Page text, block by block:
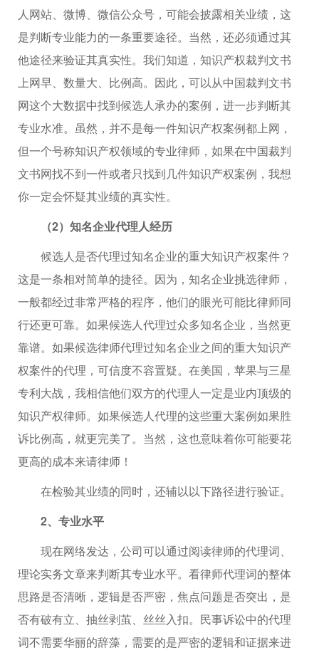
人网站、微博、微信公众号，可能会披露相关业绩，这
是判断专业能力的一条重要途径。当然，还必须通过其
他途径来验证其真实性。我们知道，知识产权裁判文书
上网早、数量大、比例高。因此，可以从中国裁判文书
网这个大数据中找到候选人承办的案例，进一步判断其
专业水准。虽然，并不是每一件知识产权案例都上网，
但一个号称知识产权领域的专业律师，如果在中国裁判
文书网找不到一件或者只找到几件知识产权案例，我想
你一定会怀疑其业绩的真实性。
（2）知名企业代理人经历
候选人是否代理过知名企业的重大知识产权案件？
这是一条相对简单的捷径。因为，知名企业挑选律师，
一般都经过非常严格的程序，他们的眼光可能比律师同
行还更可靠。如果候选人代理过众多知名企业，当然更
靠谱。如果候选律师代理过知名企业之间的重大知识产
权案件的代理，可信度不容置疑。在美国，苹果与三星
专利大战，我相信他们双方的代理人一定是业内顶级的
知识产权律师。如果候选人代理的这些重大案例如果胜
诉比例高，就更完美了。当然，这也意味着你可能要花
更高的成本来请律师！
在检验其业绩的同时，还辅以以下路径进行验证。
2、专业水平
现在网络发达，公司可以通过阅读律师的代理词、
理论实务文章来判断其专业水平。看律师代理词的整体
思路是否清晰，逻辑是否严密，焦点问题是否突出，是
否有破有立、抽丝剥茧、丝丝入扣。民事诉讼中的代理
词不需要华丽的辞藻，需要的是严密的逻辑和证据来进